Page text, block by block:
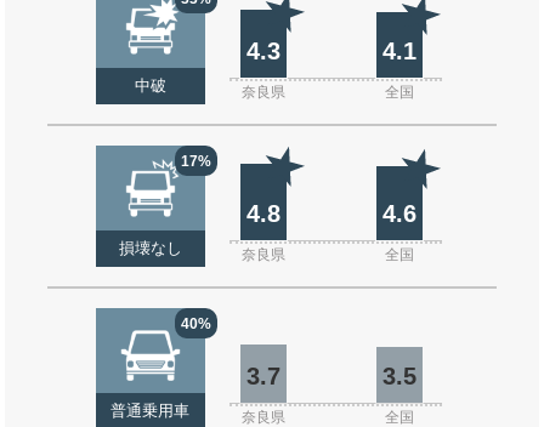
中破
4.3 4.1
奈良県 全国
17%
損壊なし
4.8 4.6
奈良県 全国
40%
普通乗用車
3.7 3.5
奈良県 全国